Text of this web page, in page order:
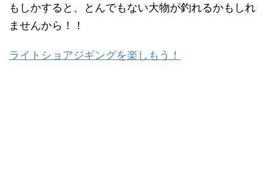
もしかすると、とんでもない大物が釣れるかもしれ
ませんから！！
ライトショアジギングを楽しもう！